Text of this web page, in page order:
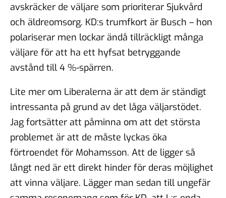
avskräcker de väljare som prioriterar Sjukvård
och äldreomsorg. KD:s trumfkort är Busch – hon
polariserar men lockar ändå tillräckligt många
väljare för att ha ett hyfsat betryggande
avstånd till 4 %-spärren.
Lite mer om Liberalerna är att dem är ständigt
intressanta på grund av det låga väljarstödet.
Jag fortsätter att påminna om att det största
problemet är att de måste lyckas öka
förtroendet för Mohamsson. Att de ligger så
långt ned är ett direkt hinder för deras möjlighet
att vinna väljare. Lägger man sedan till ungefär